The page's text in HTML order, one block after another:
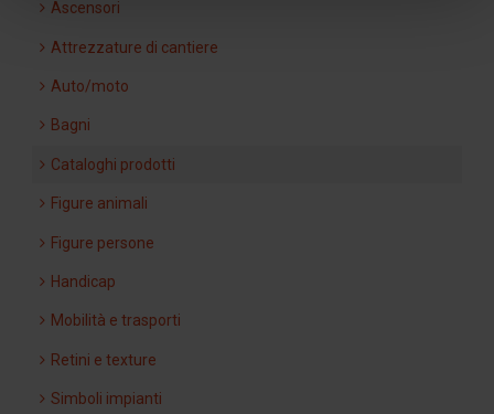
Ascensori
Attrezzature di cantiere
Auto/moto
Bagni
Cataloghi prodotti
Figure animali
Figure persone
Handicap
Mobilità e trasporti
Retini e texture
Simboli impianti